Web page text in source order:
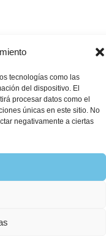
tecnologías como las
del dispositivo. El
procesar datos como el
únicas en este sitio. No
negativamente a ciertas